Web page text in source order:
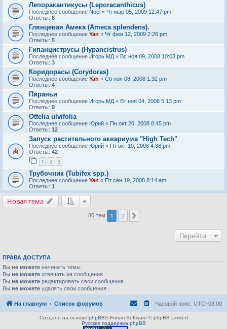
Лепоракантикусы (Leporacanthicus)
Последнее сообщение Noel « Чт мар 05, 2009 12:47 pm
Ответы: 8
Глянцевая Амека (Ameca splendens).
Последнее сообщение Yan « Чт фев 12, 2009 2:26 pm
Ответы: 5
Гипанциструсы (Hypancistrus)
Последнее сообщение Игорь МД « Вс ноя 09, 2008 10:03 pm
Ответы: 3
Коридорасы (Corydoras)
Последнее сообщение Yan « Сб ноя 08, 2008 1:32 pm
Ответы: 4
Пираньи
Последнее сообщение Игорь МД « Вт ноя 04, 2008 5:13 pm
Ответы: 9
Ottelia ulvifolia
Последнее сообщение Юрий « Пн окт 20, 2008 8:45 pm
Ответы: 12
Запуск растительного аквариума "High Tech"
Последнее сообщение Юрий « Пт окт 10, 2008 4:38 pm
Ответы: 42
1 2 3
Трубочник (Tubifex spp.)
Последнее сообщение Yan « Пт сен 19, 2008 8:14 am
Ответы: 1
Новая тема
80 тем 1 2
Перейти
ПРАВА ДОСТУПА
Вы не можете начинать темы
Вы не можете отвечать на сообщения
Вы не можете редактировать свои сообщения
Вы не можете удалять свои сообщения
На главную Список форумов Часовой пояс: UTC+03:00
Создано на основе phpBB® Forum Software © phpBB Limited
Русская поддержка phpBB